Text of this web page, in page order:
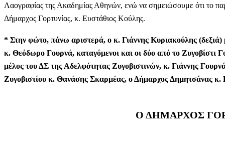
Λαογραφίας της Ακαδημίας Αθηνών, ενώ να σημειώσουμε ότι το
Δήμαρχος Γορτυνίας, κ. Ευστάθιος Κούλης.
* Στην φώτο, πάνω αριστερά, ο κ. Γιάννης Κυριακούλης
κ. Θεόδωρο Γουρνά, καταγόμενοι και οι δύο από το Ζυγοβίστι
μέλος του ΔΣ της Αδελφότητας Ζυγοβιστινών, κ. Γιάννης
Ζυγοβιστίου κ. Θανάσης Σκαρμέας, ο Δήμαρχος Δημητσάνας
Ο ΔΗΜΑΡΧΟΣ